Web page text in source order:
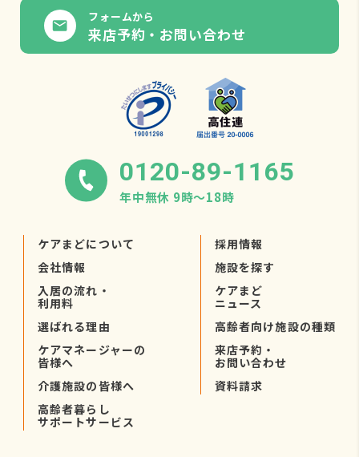
フォームから
来店予約・お問い合わせ
0120-89-1165
年中無休 9時〜18時
ケアまどについて
会社情報
入居の流れ・
利用料
選ばれる理由
ケアマネージャーの
皆様へ
介護施設の皆様へ
高齢者暮らし
サポートサービス
採用情報
施設を探す
ケアまど
ニュース
高齢者向け施設の種類
来店予約・
お問い合わせ
資料請求